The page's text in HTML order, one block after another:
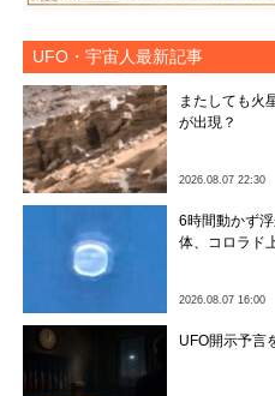
UFO・宇宙人最新記事
またしても火
が出現？
2026.08.07 22:30
6時間動かず
体、コロラド
2026.08.07 16:00
UFO開示予言